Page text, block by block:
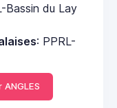
Bassin du Lay
: PPRL-